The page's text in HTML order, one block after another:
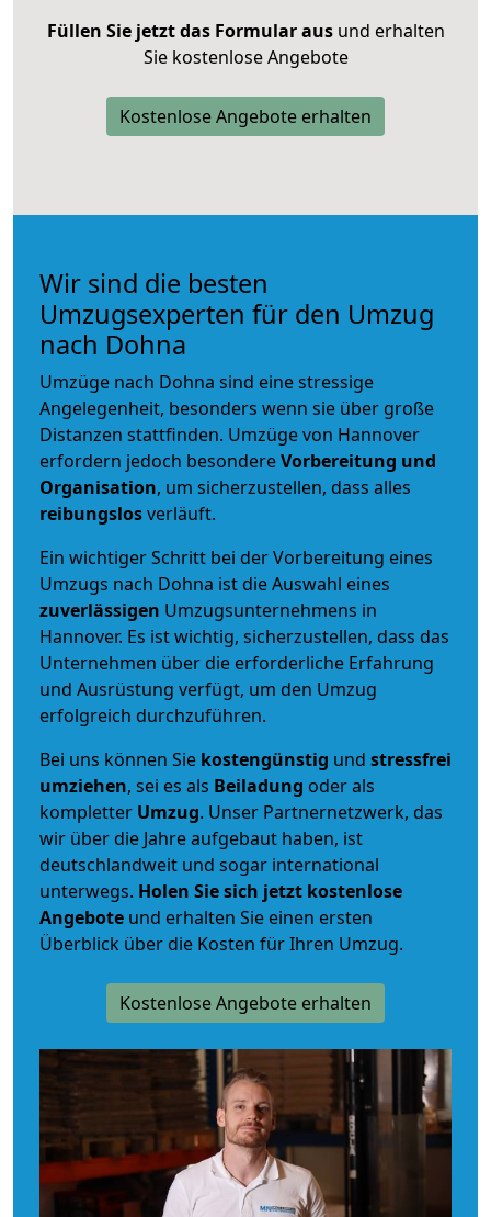
Füllen Sie jetzt das Formular ausund erhalten
Sie kostenlose Angebote
Kostenlose Angebote erhalten
Wir sind die besten
Umzugsexperten für den Umzug
nach Dohna
Umzüge nach Dohna sind eine stressige
Angelegenheit, besonders wenn sie über große
Distanzen stattfinden. Umzüge von Hannover
erfordern jedoch besondereVorbereitung und
Organisation, um sicherzustellen, dass alles
reibungslosverläuft.
Ein wichtiger Schritt bei der Vorbereitung eines
Umzugs nach Dohna ist die Auswahl eines
zuverlässigen Umzugsunternehmens in
Hannover. Es ist wichtig, sicherzustellen, dass das
Unternehmen über die erforderliche Erfahrung
und Ausrüstung verfügt, um den Umzug
erfolgreich durchzuführen.
Bei uns können Sie kostengünstig und stressfrei
umziehen, sei es als Beiladung oder als
kompletter Umzug. Unser Partnernetzwerk, das
wir über die Jahre aufgebaut haben, ist
deutschlandweit und sogar international
unterwegs. Holen Sie sich jetzt kostenlose
Angebote und erhalten Sie einen ersten
Überblick über die Kosten für Ihren Umzug.
Kostenlose Angebote erhalten